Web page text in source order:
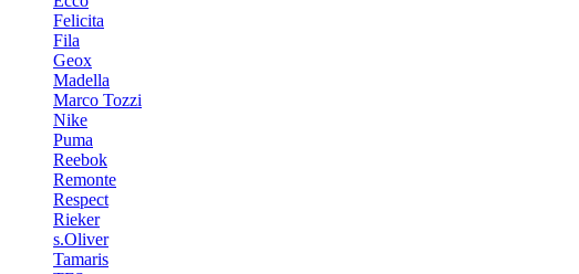
Felicita
Fila
Geox
Madella
Marco Tozzi
Nike
Puma
Reebok
Remonte
Respect
Rieker
s.Oliver
Tamaris